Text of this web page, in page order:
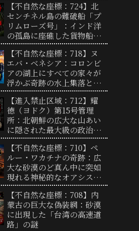
【不自然な座標：724】北
センチネル島の難破船「プ
リムローズ号」：インド洋
の孤島に座礁した貨物船と
文明を拒絶するセンチネル
族の謎
【不自然な座標：718】ヌ
エバ・ベネシア：コロンビ
アの湖上にすべての家々が
浮かぶ奇跡の水上集落と、
過酷な自然を生き抜く人々
の歴史
【進入禁止区域：712】耀
徳（ヨドク）第15号管理
所：北朝鮮の広大な山あい
に隠された最大級の政治犯
収容所と闇に包まれた実態
【不自然な座標：710】ペ
ルー・ワカチナの奇跡：広
大な砂漠のど真ん中に突如
現れる神秘的なオアシスの
謎
【不自然な座標：708】内
蒙古の巨大な偽装網：砂漠
に出現した「台湾の高速道
路」の謎